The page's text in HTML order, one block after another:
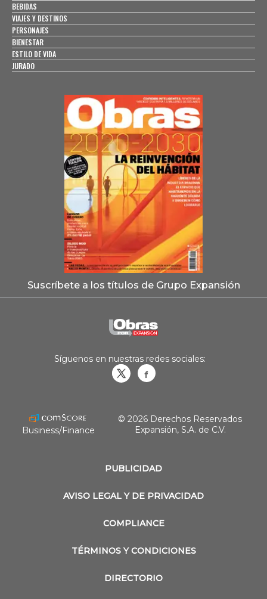
BEBIDAS
VIAJES Y DESTINOS
PERSONAJES
BIENESTAR
ESTILO DE VIDA
JURADO
Suscríbete a los títulos de Grupo Expansión
PUBLICIDAD
AVISO LEGAL Y DE PRIVACIDAD
COMPLIANCE
TÉRMINOS Y CONDICIONES
DIRECTORIO
Síguenos en nuestras redes sociales:
Business/Finance
© 2026 Derechos Reservados
Expansión, S.A. de C.V.